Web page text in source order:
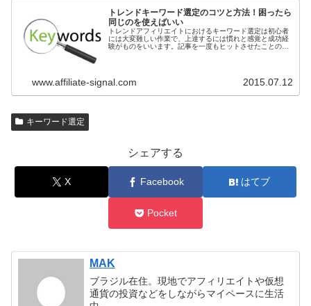
トレンドキーワード選定のコツと方法！困ったら
同じのを使えばいい
トレンドアフィリエイトにおけるキーワード選定は初心者
には大変難しい作業で、上達するには慣れと感覚と成功経
験がものをいいます。記事を一度もヒットさせたことのな
www.affiliate-signal.com 2015.07.12
キーワード選定
シェアする
X Facebook はてブ
Pocket
MAK
ブラジル在住。現地でアフィリエイトや仮想
通貨の投資などをしながらマイペースに生活